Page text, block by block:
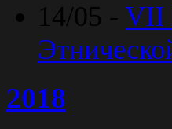
14/05 - VII
2018